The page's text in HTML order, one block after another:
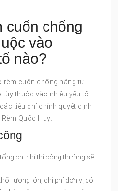
cuốn chống
vào
nào?
rèm cuốn chống nắng tự
thuộc vào nhiều yếu tố
tiêu chí chính quyết định
Quốc Huy:
chi phí thi công thường sẽ
lượng lớn, chi phí đơn vị có